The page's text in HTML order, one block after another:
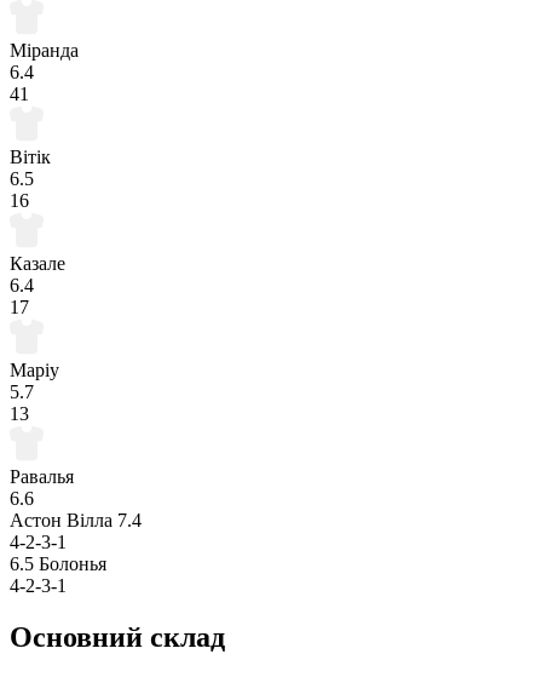
Міранда
6.4
41
Вітік
6.5
16
Казале
6.4
17
Маріу
5.7
13
Равалья
6.6
Астон Вілла 7.4
4-2-3-1
6.5 Болонья
4-2-3-1
Основний склад